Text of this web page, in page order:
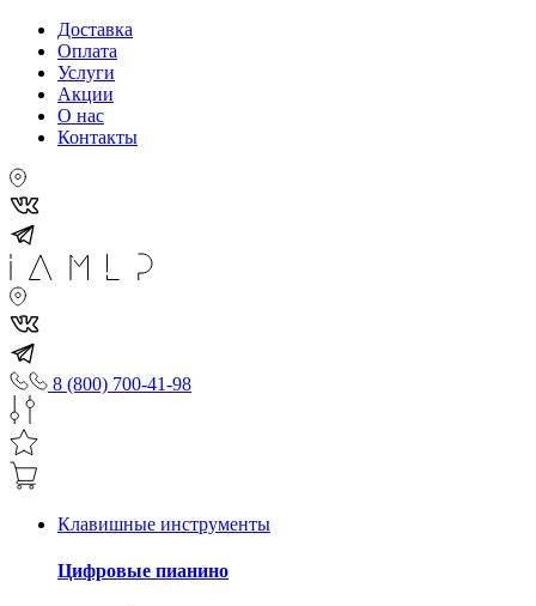
Доставка
Оплата
Услуги
Акции
О нас
Контакты
8 (800) 700-41-98
Клавишные инструменты
Цифровые пианино